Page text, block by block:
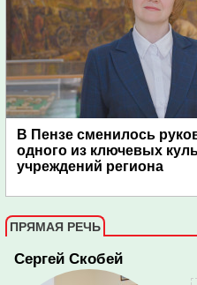
В Пензе сменилось
одного из ключевых
учреждений региона
ПРЯМАЯ РЕЧЬ
Сергей Скобей